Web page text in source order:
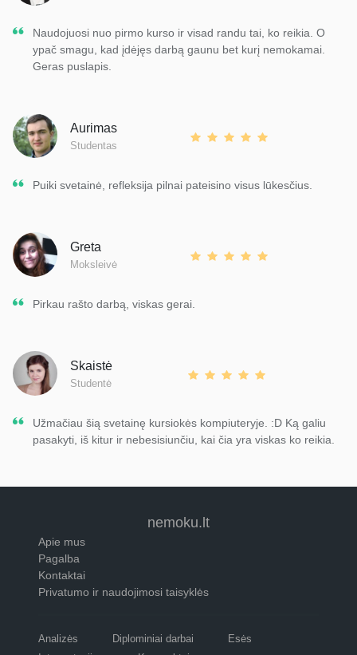
Naudojuosi nuo pirmo kurso ir visad randu tai, ko reikia. O
ypač smagu, kad įdėjęs darbą gaunu bet kurį nemokamai.
Geras puslapis.
Aurimas
Studentas
Puiki svetainė, refleksija pilnai pateisino visus lūkesčius.
Greta
Moksleivė
Pirkau rašto darbą, viskas gerai.
Skaistė
Studentė
Užmačiau šią svetainę kursiokės kompiuteryje. :D Ką galiu
pasakyti, iš kitur ir nebesisiunčiu, kai čia yra viskas ko reikia.
nemoku.lt
Apie mus
Pagalba
Kontaktai
Privatumo ir naudojimosi taisyklės
Analizės Diplominiai darbai
Esės